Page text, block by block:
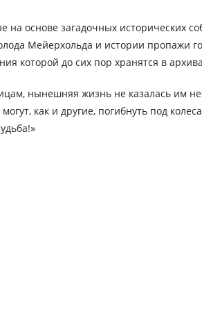
на основе загадочных исторических
Мейерхольда и истории пропажи
которой до сих пор хранятся в
нынешняя жизнь не казалась им
как и другие, погибнуть под